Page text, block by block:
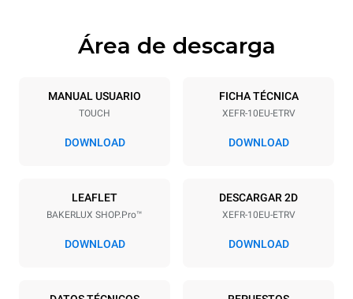
Especificaciones de la bandeja
10 600x400
Distancia entre bandejas
380-415V 3N~ / 220-240V
3~
15,5 kW
50 / 60 Hz NO INCLUIDO
Área de descarga
MANUAL USUARIO
TOUCH
DOWNLOAD
FICHA TÉCNICA
XEFR-10EU-ETRV
DOWNLOAD
LEAFLET
BAKERLUX SHOP.Pro™
DOWNLOAD
DESCARGAR 2D
XEFR-10EU-ETRV
DOWNLOAD